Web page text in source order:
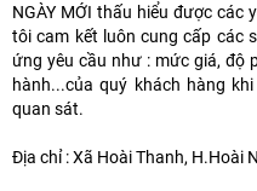
NGÀY MỚI thấu hiểu được các
tôi cam kết luôn cung cấp các
ứng yêu cầu như : mức giá, độ
hành...của quý khách hàng
quan sát.
Địa chỉ : Xã Hoài Thanh, H.Hoài